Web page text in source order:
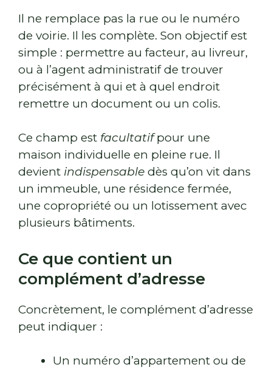
Il ne remplace pas la rue ou le numéro
de voirie. Il les complète. Son objectif est
simple : permettre au facteur, au livreur,
ou à l’agent administratif de trouver
précisément à qui et à quel endroit
remettre un document ou un colis.
Ce champ est facultatifpour une
maison individuelle en pleine rue. Il
devient indispensable dès qu’on vit dans
un immeuble, une résidence fermée,
une copropriété ou un lotissement avec
plusieurs bâtiments.
Ce que contient un
complément d’adresse
Concrètement, le complément d’adresse
peut indiquer :
Un numéro d’appartement ou de